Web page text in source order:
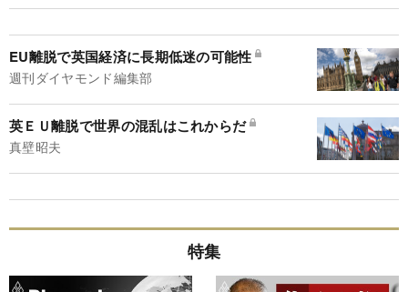
EU離脱で英国経済に長期低迷の可能性
週刊ダイヤモンド編集部
英ＥＵ離脱で世界の混乱はこれからだ
真壁昭夫
特集